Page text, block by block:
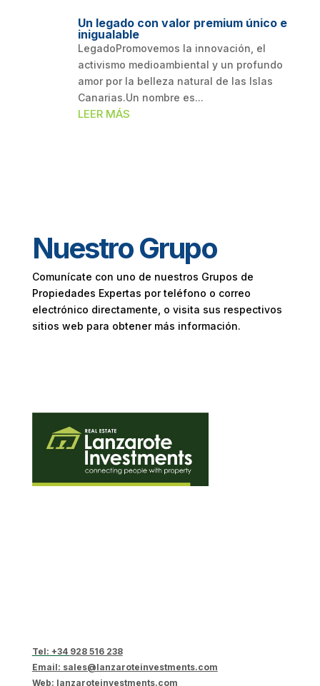
Un legado con valor premium único e
inigualable
LegadoPromovemos la innovación, el
activismo medioambiental y un profundo
amor por la belleza natural de las Islas
Canarias.Un nombre es...
LEER MÁS
Nuestro Grupo
Comunícate con uno de nuestros Grupos de
Propiedades Expertas por teléfono o correo
electrónico directamente, o visita sus respectivos
sitios web para obtener más información.
Tel: +34 928 516 238
Email: sales@lanzaroteinvestments.com
Web: lanzaroteinvestments.com